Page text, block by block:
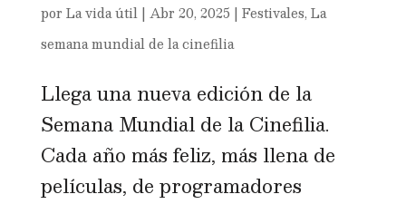
por La vida útil| Abr 20, 2025 | Festivales, La
semana mundial de la cinefilia
Llega una nueva edición de la
Semana Mundial de la Cinefilia.
Cada año más feliz, más llena de
películas, de programadores